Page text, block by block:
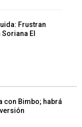
Frustran
El
con Bimbo; habrá